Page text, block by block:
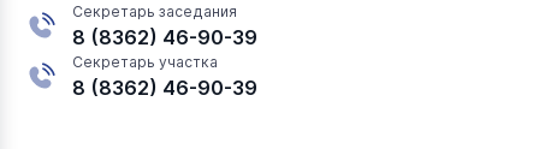
Секретарь заседания
8 (8362) 46-90-39
Секретарь участка
8 (8362) 46-90-39